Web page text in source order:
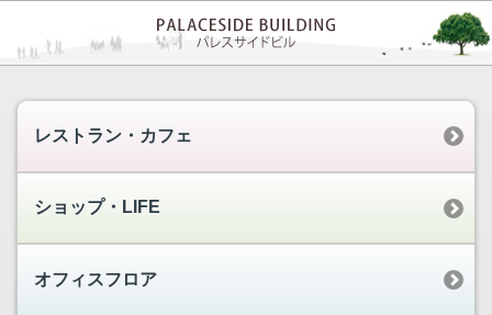
レストラン・カフェ
ショップ・LIFE
オフィスフロア